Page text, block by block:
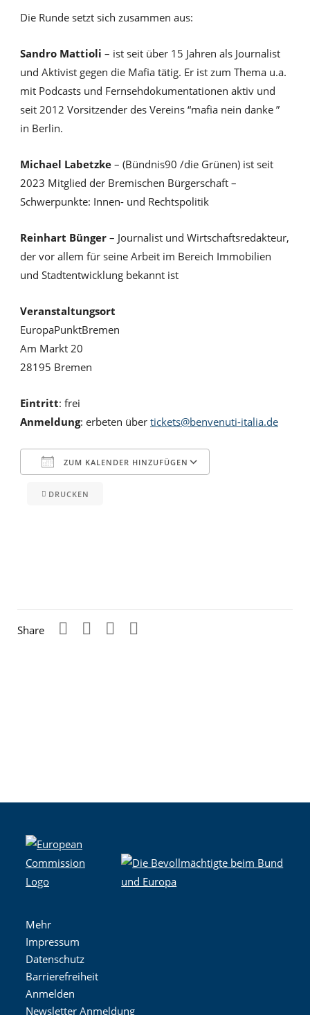
Die Runde setzt sich zusammen aus:
Sandro Mattioli – ist seit über 15 Jahren als Journalist
und Aktivist gegen die Mafia tätig. Er ist zum Thema u.a.
mit Podcasts und Fernsehdokumentationen aktiv und
seit 2012 Vorsitzender des Vereins “mafia nein danke ”
in Berlin.
Michael Labetzke– (Bündnis90 /die Grünen) ist seit
2023 Mitglied der Bremischen Bürgerschaft –
Schwerpunkte: Innen- und Rechtspolitik
Reinhart Bünger– Journalist und Wirtschaftsredakteur,
der vor allem für seine Arbeit im Bereich Immobilien
und Stadtentwicklung bekannt ist
Veranstaltungsort
EuropaPunktBremen
Am Markt 20
28195 Bremen
Eintritt: frei
Anmeldung: erbeten über tickets@benvenuti-italia.de
ZUM KALENDER HINZUFÜGEN
ICS herunterladen
Google Kalender
DRUCKEN
Share
Mehr
Impressum
Datenschutz
Barrierefreiheit
Anmelden
Newsletter Anmeldung